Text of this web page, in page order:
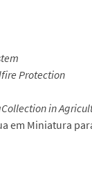
Protection
in
em Miniatura